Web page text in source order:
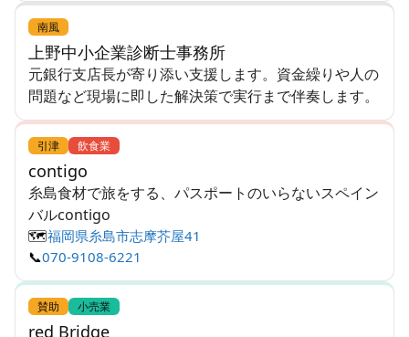
南風
上野中小企業診断士事務所
元銀行支店長が寄り添い支援します。資金繰りや人の
問題など現場に即した解決策で実行まで伴奏します。
引津 飲食業
contigo
糸島食材で旅をする、パスポートのいらないスペイン
バルcontigo
🗺️福岡県糸島市志摩芥屋41
📞070-9108-6221
賛助 小売業
red Bridge